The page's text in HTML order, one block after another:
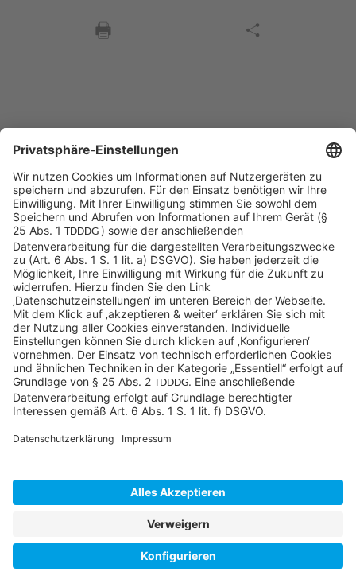
Sycor Kontakt
info@sycor.de
+49 551 490 0
©SYCOR GmbH
Impressum
Datenschutz
Cookies & Tracking